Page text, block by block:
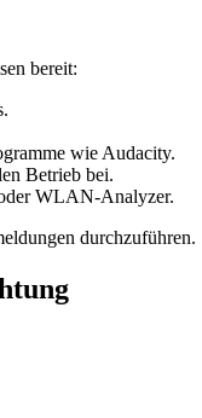
bereit:
wie Audacity.
Betrieb bei.
WLAN-Analyzer.
durchzuführen.